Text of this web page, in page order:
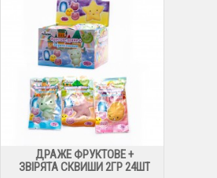
ДРАЖЕ ФРУКТОВЕ +
ЗВІРЯТА СКВИШИ 2ГР 24ШТ